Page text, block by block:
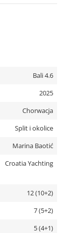
Bali 4.6
2025
Chorwacja
Split i okolice
Marina Baotić
Croatia Yachting
12 (10+2)
7 (5+2)
5 (4+1)